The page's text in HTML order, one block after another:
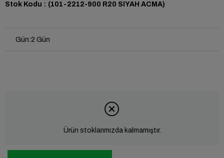
Stok Kodu (101-2212-900 R20 SIYAH ACMA)
Gün:2 Gün
Ürün stoklarımızda kalmamıştır.